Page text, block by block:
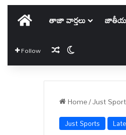
హోమ్ తాజా వార్తలు
Follow Random Article
Home/Just
Just Sports